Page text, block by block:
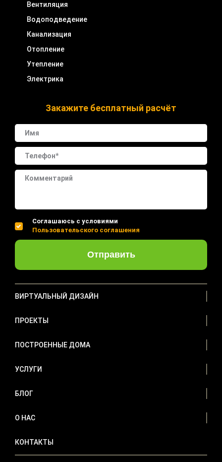
Вентиляция
Водоподведение
Канализация
Отопление
Утепление
Электрика
Закажите бесплатный расчёт
Соглашаюсь с условиями
Пользовательского соглашения
Отправить
ВИРТУАЛЬНЫЙ ДИЗАЙН
ПРОЕКТЫ
ПОСТРОЕННЫЕ ДОМА
УСЛУГИ
БЛОГ
О НАС
КОНТАКТЫ